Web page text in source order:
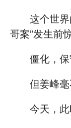
这个世
哥案”发生前
僵化，保
但姜峰毫
今天，此